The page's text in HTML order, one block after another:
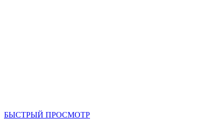
БЫСТРЫЙ ПРОСМОТР